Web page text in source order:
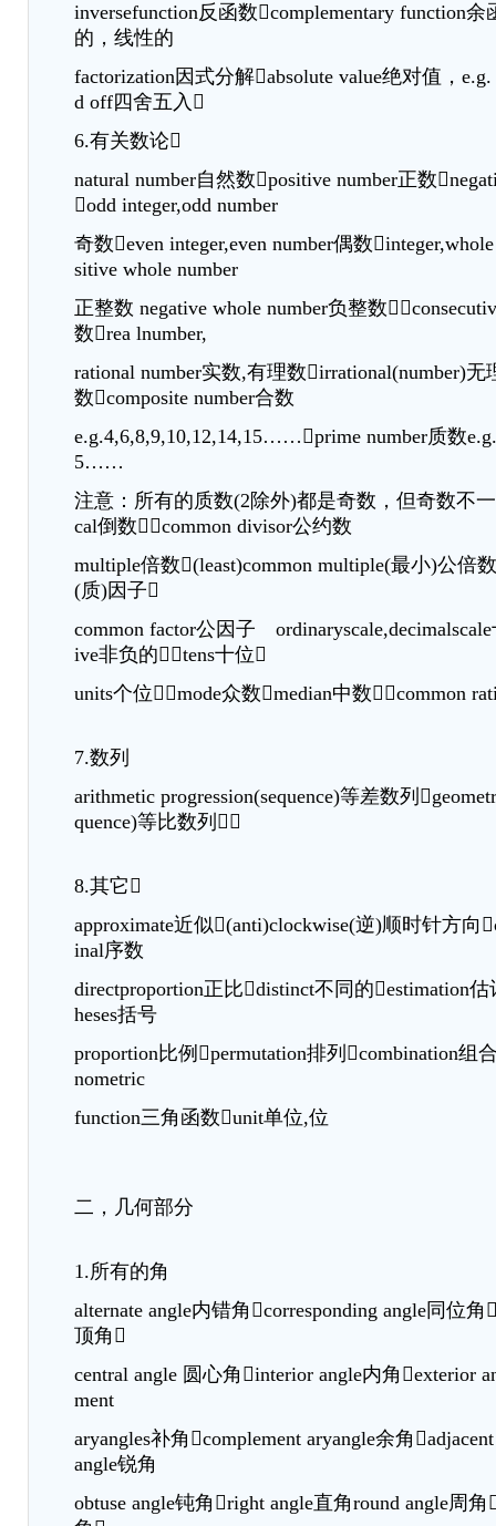
inversefunction反函数complementary function
的，线性的
factorization因式分解absolute value绝对值，
d off四舍五入
6.有关数论
natural number自然数positive number正数
odd integer,odd number
奇数even integer,even number偶数
sitive whole number
正整数 negative whole number负整数
数rea lnumber,
rational number实数,有理数irrational(number)无
数composite number合数
e.g.4,6,8,9,10,12,14,15……prime number质数
5……
注意：所有的质数(2除外)都是奇数，但奇数不
cal倒数common divisor公约数
multiple倍数(least)common multiple(最小)公倍
(质)因子
common factor公因子
ive非负的tens十位
units个位mode众数median中数common
7.数列
arithmetic progression(sequence)等差数列
quence)等比数列
8.其它
approximate近似(anti)clockwise(逆)顺时针方向
inal序数
directproportion正比distinct不同的estimation
heses括号
proportion比例permutation排列combination组
nometric
function三角函数unit单位,位
二，几何部分
1.所有的角
alternate angle内错角corresponding angle同位角
顶角
central angle 圆心角interior angle内角exterior
ment
aryangles补角complement aryangle余角
angle锐角
obtuse angle钝角right angle直角round angle周角